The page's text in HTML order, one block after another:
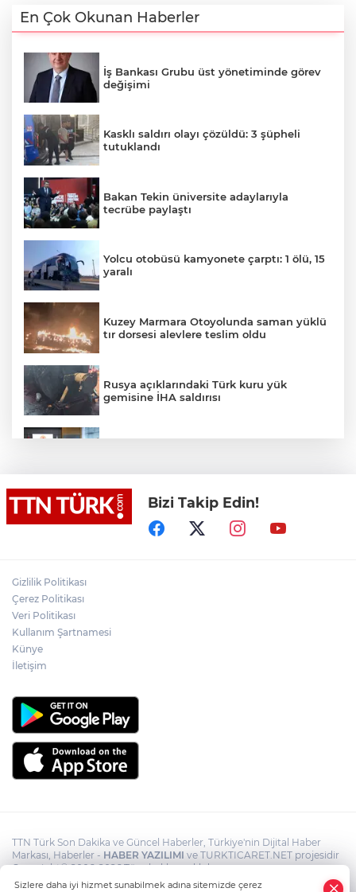
En Çok Okunan Haberler
İş Bankası Grubu üst yönetiminde görev
değişimi
Kasklı saldırı olayı çözüldü: 3 şüpheli
tutuklandı
Bakan Tekin üniversite adaylarıyla
tecrübe paylaştı
Yolcu otobüsü kamyonete çarptı: 1 ölü, 15
yaralı
Kuzey Marmara Otoyolunda saman yüklü
tır dorsesi alevlere teslim oldu
Rusya açıklarındaki Türk kuru yük
gemisine İHA saldırısı
Lukaku Fener’e mi, Beşiktaş’a mı geliyor?
Rojin Kabaiş, Hiranur Nilgün Aygar ve
Kıvanç Uman’ın ailelerini hedef alam
Bizi Takip Edin!
Gizlilik Politikası
Çerez Politikası
Veri Politikası
Kullanım Şartnamesi
Künye
İletişim
TTN Türk Son Dakika ve Güncel Haberler, Türkiye'nin Dijital Haber
Markası, Haberler - HABER YAZILIMI ve TURKTICARET.NET projesidir
Copyright© 2006-2026 Tüm hakları saklıdır.
Sizlere daha iyi hizmet sunabilmek adına sitemizde çerez